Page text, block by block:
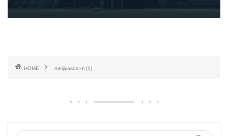
HOME meijiyasda-m (1)